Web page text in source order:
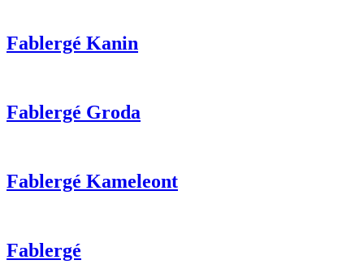
Fablergé Kanin
Fablergé Groda
Fablergé Kameleont
Fablergé